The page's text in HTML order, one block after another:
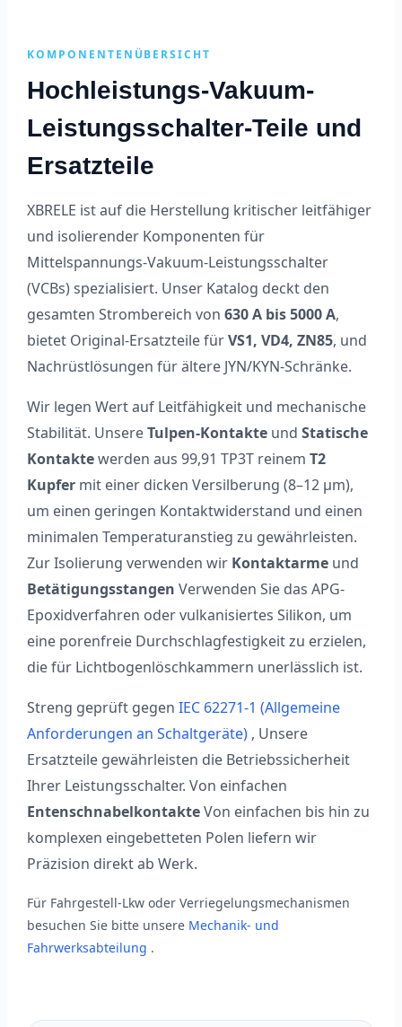
KOMPONENTENÜBERSICHT
Hochleistungs-Vakuum-
Leistungsschalter-Teile und
Ersatzteile
XBRELE ist auf die Herstellung kritischer leitfähiger
und isolierender Komponenten für
Mittelspannungs-Vakuum-Leistungsschalter
(VCBs) spezialisiert. Unser Katalog deckt den
gesamten Strombereich von630 A bis 5000 A,
bietet Original-Ersatzteile fürVS1, VD4, ZN85, und
Nachrüstlösungen für ältere JYN/KYN-Schränke.
Wir legen Wert auf Leitfähigkeit und mechanische
Stabilität. UnsereTulpen-Kontakte undStatische
Kontaktewerden aus 99,91 TP3T reinemT2
Kupfer mit einer dicken Versilberung (8–12 μm),
um einen geringen Kontaktwiderstand und einen
minimalen Temperaturanstieg zu gewährleisten.
Zur Isolierung verwenden wir Kontaktarme und
Betätigungsstangen Verwenden Sie das APG-
Epoxidverfahren oder vulkanisiertes Silikon, um
eine porenfreie Durchschlagfestigkeit zu erzielen,
die für Lichtbogenlöschkammern unerlässlich ist.
Streng geprüft gegenIEC 62271-1 (Allgemeine
Anforderungen an Schaltgeräte) , Unsere
Ersatzteile gewährleisten die Betriebssicherheit
Ihrer Leistungsschalter. Von einfachen
EntenschnabelkontakteVon einfachen bis hin zu
komplexen eingebetteten Polen liefern wir
Präzision direkt ab Werk.
Für Fahrgestell-Lkw oder Verriegelungsmechanismen
besuchen Sie bitte unsere Mechanik- und
Fahrwerksabteilung .